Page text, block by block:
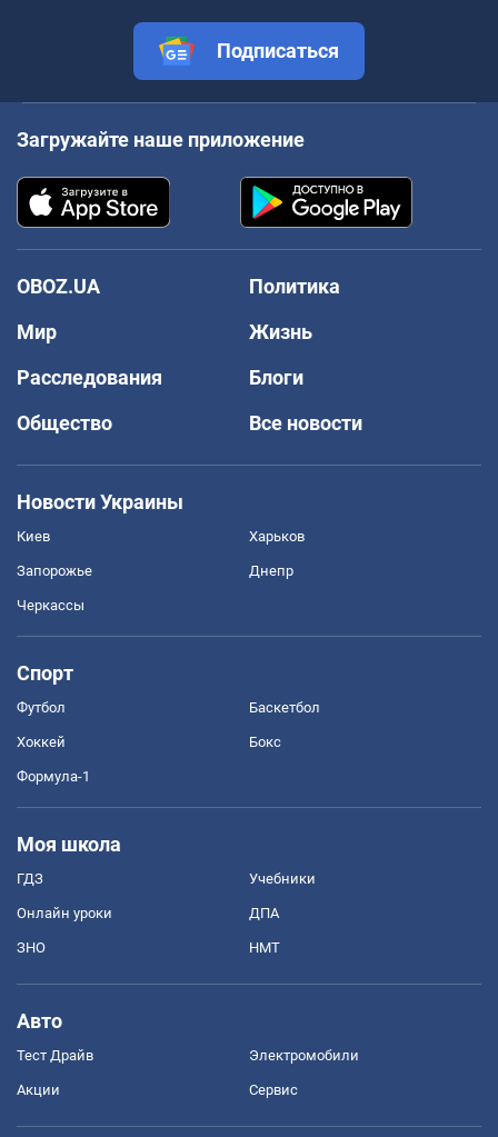
Подписаться
Загружайте наше приложение
OBOZ.UA
Политика
Мир
Жизнь
Расследования
Блоги
Общество
Все новости
Новости Украины
Киев Харьков
Запорожье Днепр
Черкассы
Спорт
Футбол Баскетбол
Хоккей Бокс
Формула-1
Моя школа
ГДЗ Учебники
Онлайн уроки ДПА
ЗНО НМТ
Авто
Тест Драйв Электромобили
Акции Сервис